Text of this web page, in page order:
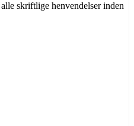
skriftlige henvendelser inden